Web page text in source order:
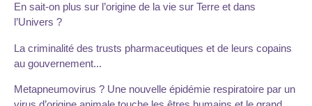
En sait-on plus sur l’origine de la vie sur Terre et dans
l’Univers ?
La criminalité des trusts pharmaceutiques et de leurs copains
au gouvernement...
Metapneumovirus ? Une nouvelle épidémie respiratoire par un